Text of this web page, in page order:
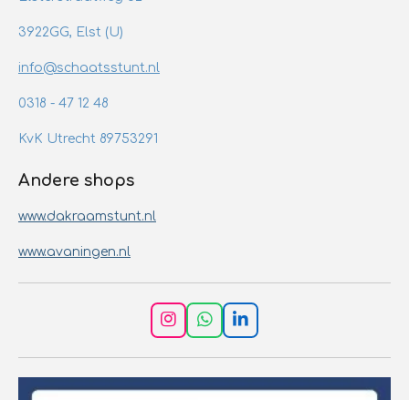
3922GG, Elst (U)
info@schaatsstunt.nl
0318 - 47 12 48
KvK Utrecht 89753291
Andere shops
www.dakraamstunt.nl
www.avaningen.nl
I
n
s
t
a
W
h
a
t
s
L
i
n
k
e